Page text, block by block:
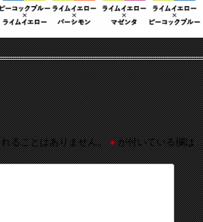
ることはありません。 ※が付いている欄は